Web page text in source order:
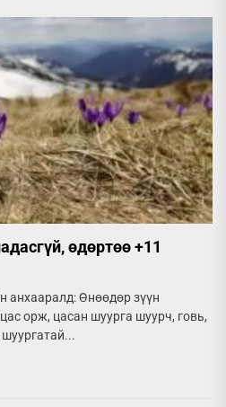
өдөртөө +11
анхааралд: Өнөөдөр зүүн
орж, цасан шуурга шуурч, говь,